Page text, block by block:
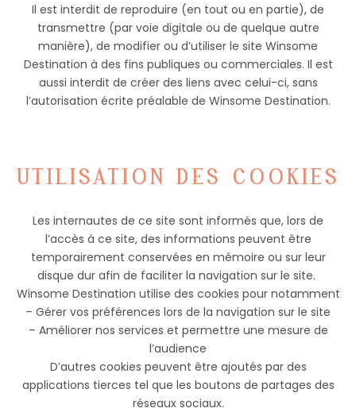
Il est interdit de reproduire (en tout ou en partie), de
transmettre (par voie digitale ou de quelque autre
manière), de modifier ou d’utiliser le site Winsome
Destination à des fins publiques ou commerciales. Il est
aussi interdit de créer des liens avec celui-ci, sans
l’autorisation écrite préalable de Winsome Destination.
UTILISATION DES COOKIES
Les internautes de ce site sont informés que, lors de
l’accès à ce site, des informations peuvent être
temporairement conservées en mémoire ou sur leur
disque dur afin de faciliter la navigation sur le site.
Winsome Destination utilise des cookies pour notamment
– Gérer vos préférences lors de la navigation sur le site
– Améliorer nos services et permettre une mesure de
l’audience
D’autres cookies peuvent être ajoutés par des
applications tierces tel que les boutons de partages des
réseaux sociaux.